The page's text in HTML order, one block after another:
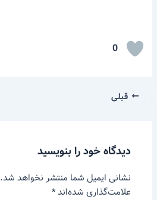
0
قبلی
دیدگاه‌ خود را بنویسید
نشانی ایمیل شما منتشر نخواهد شد.
علامت‌گذاری شده‌اند*